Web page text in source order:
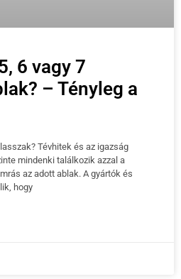
6 vagy 7
– Tényleg a
Tévhitek és az igazság
mindenki találkozik azzal a
az adott ablak. A gyártók és
hogy